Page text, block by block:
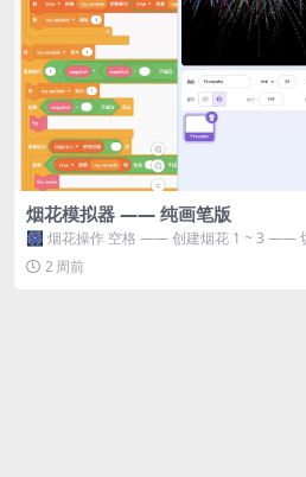
烟花模拟器 —— 纯画笔版
🎆 烟花操作 空格 —— 创建烟花 1 ~ 3 ——
型 普通烟花 嘶...
2 周前